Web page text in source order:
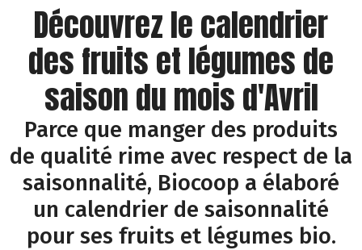
Découvrez le calendrier
des fruits et légumes de
saison du mois d'Avril
Parce que manger des produits
de qualité rime avec respect de la
saisonnalité, Biocoop a élaboré
un calendrier de saisonnalité
pour ses fruits et légumes bio.